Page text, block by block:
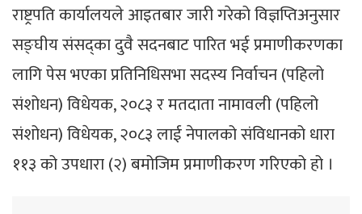
राष्ट्रपति कार्यालयले आइतबार जारी गरेको विज्ञप्तिअनुसार
सङ्घीय संसद्का दुवै सदनबाट पारित भई प्रमाणीकरणका
लागि पेस भएका प्रतिनिधिसभा सदस्य निर्वाचन (पहिलो
संशोधन) विधेयक, २०८३ र मतदाता नामावली (पहिलो
संशोधन) विधेयक, २०८३ लाई नेपालको संविधानको धारा
११३ को उपधारा (२) बमोजिम प्रमाणीकरण गरिएको हो ।